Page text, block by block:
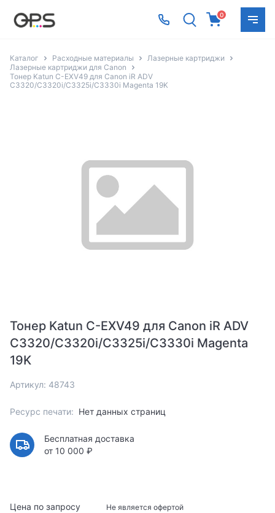
0
Каталог Расходные материалы
Лазерные картриджи
Лазерные картриджи для Canon
Тонер Katun C-EXV49 для Canon iR ADV
C3320/C3320i/C3325i/C3330i Magenta 19K
Тонер Katun C-EXV49 для Canon iR ADV
C3320/C3320i/C3325i/C3330i Magenta
19K
Артикул: 48743
Ресурс печати: Нет данных страниц
Бесплатная доставка
от 10 000 ₽
Цена по запросу Не является офертой